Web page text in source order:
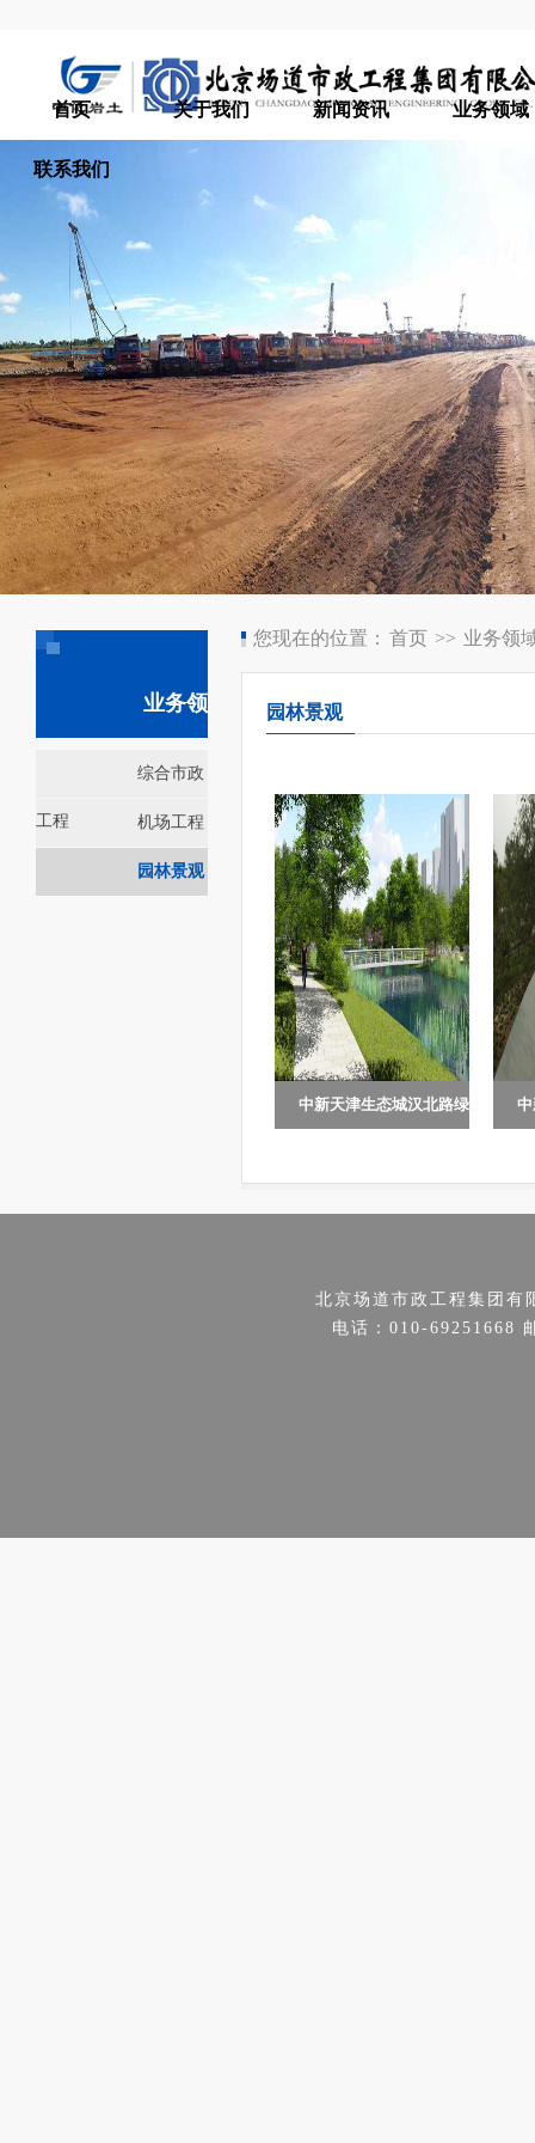
首页 关于我们 新闻资讯 业务领域
联系我们
业务领域
综合市政
工程 机场工程
园林景观
您现在的位置： 首页 >> 业务领
园林景观
中新天津生态城汉北路绿
建设，工程位于中新天津生
部
北京场道市政工程集团有
电话：010-69251668